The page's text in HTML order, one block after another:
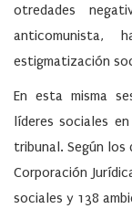
otredades
anticomunista,
estigmatización
En esta misma
líderes sociales
tribunal. Según los
Corporación
sociales y 138